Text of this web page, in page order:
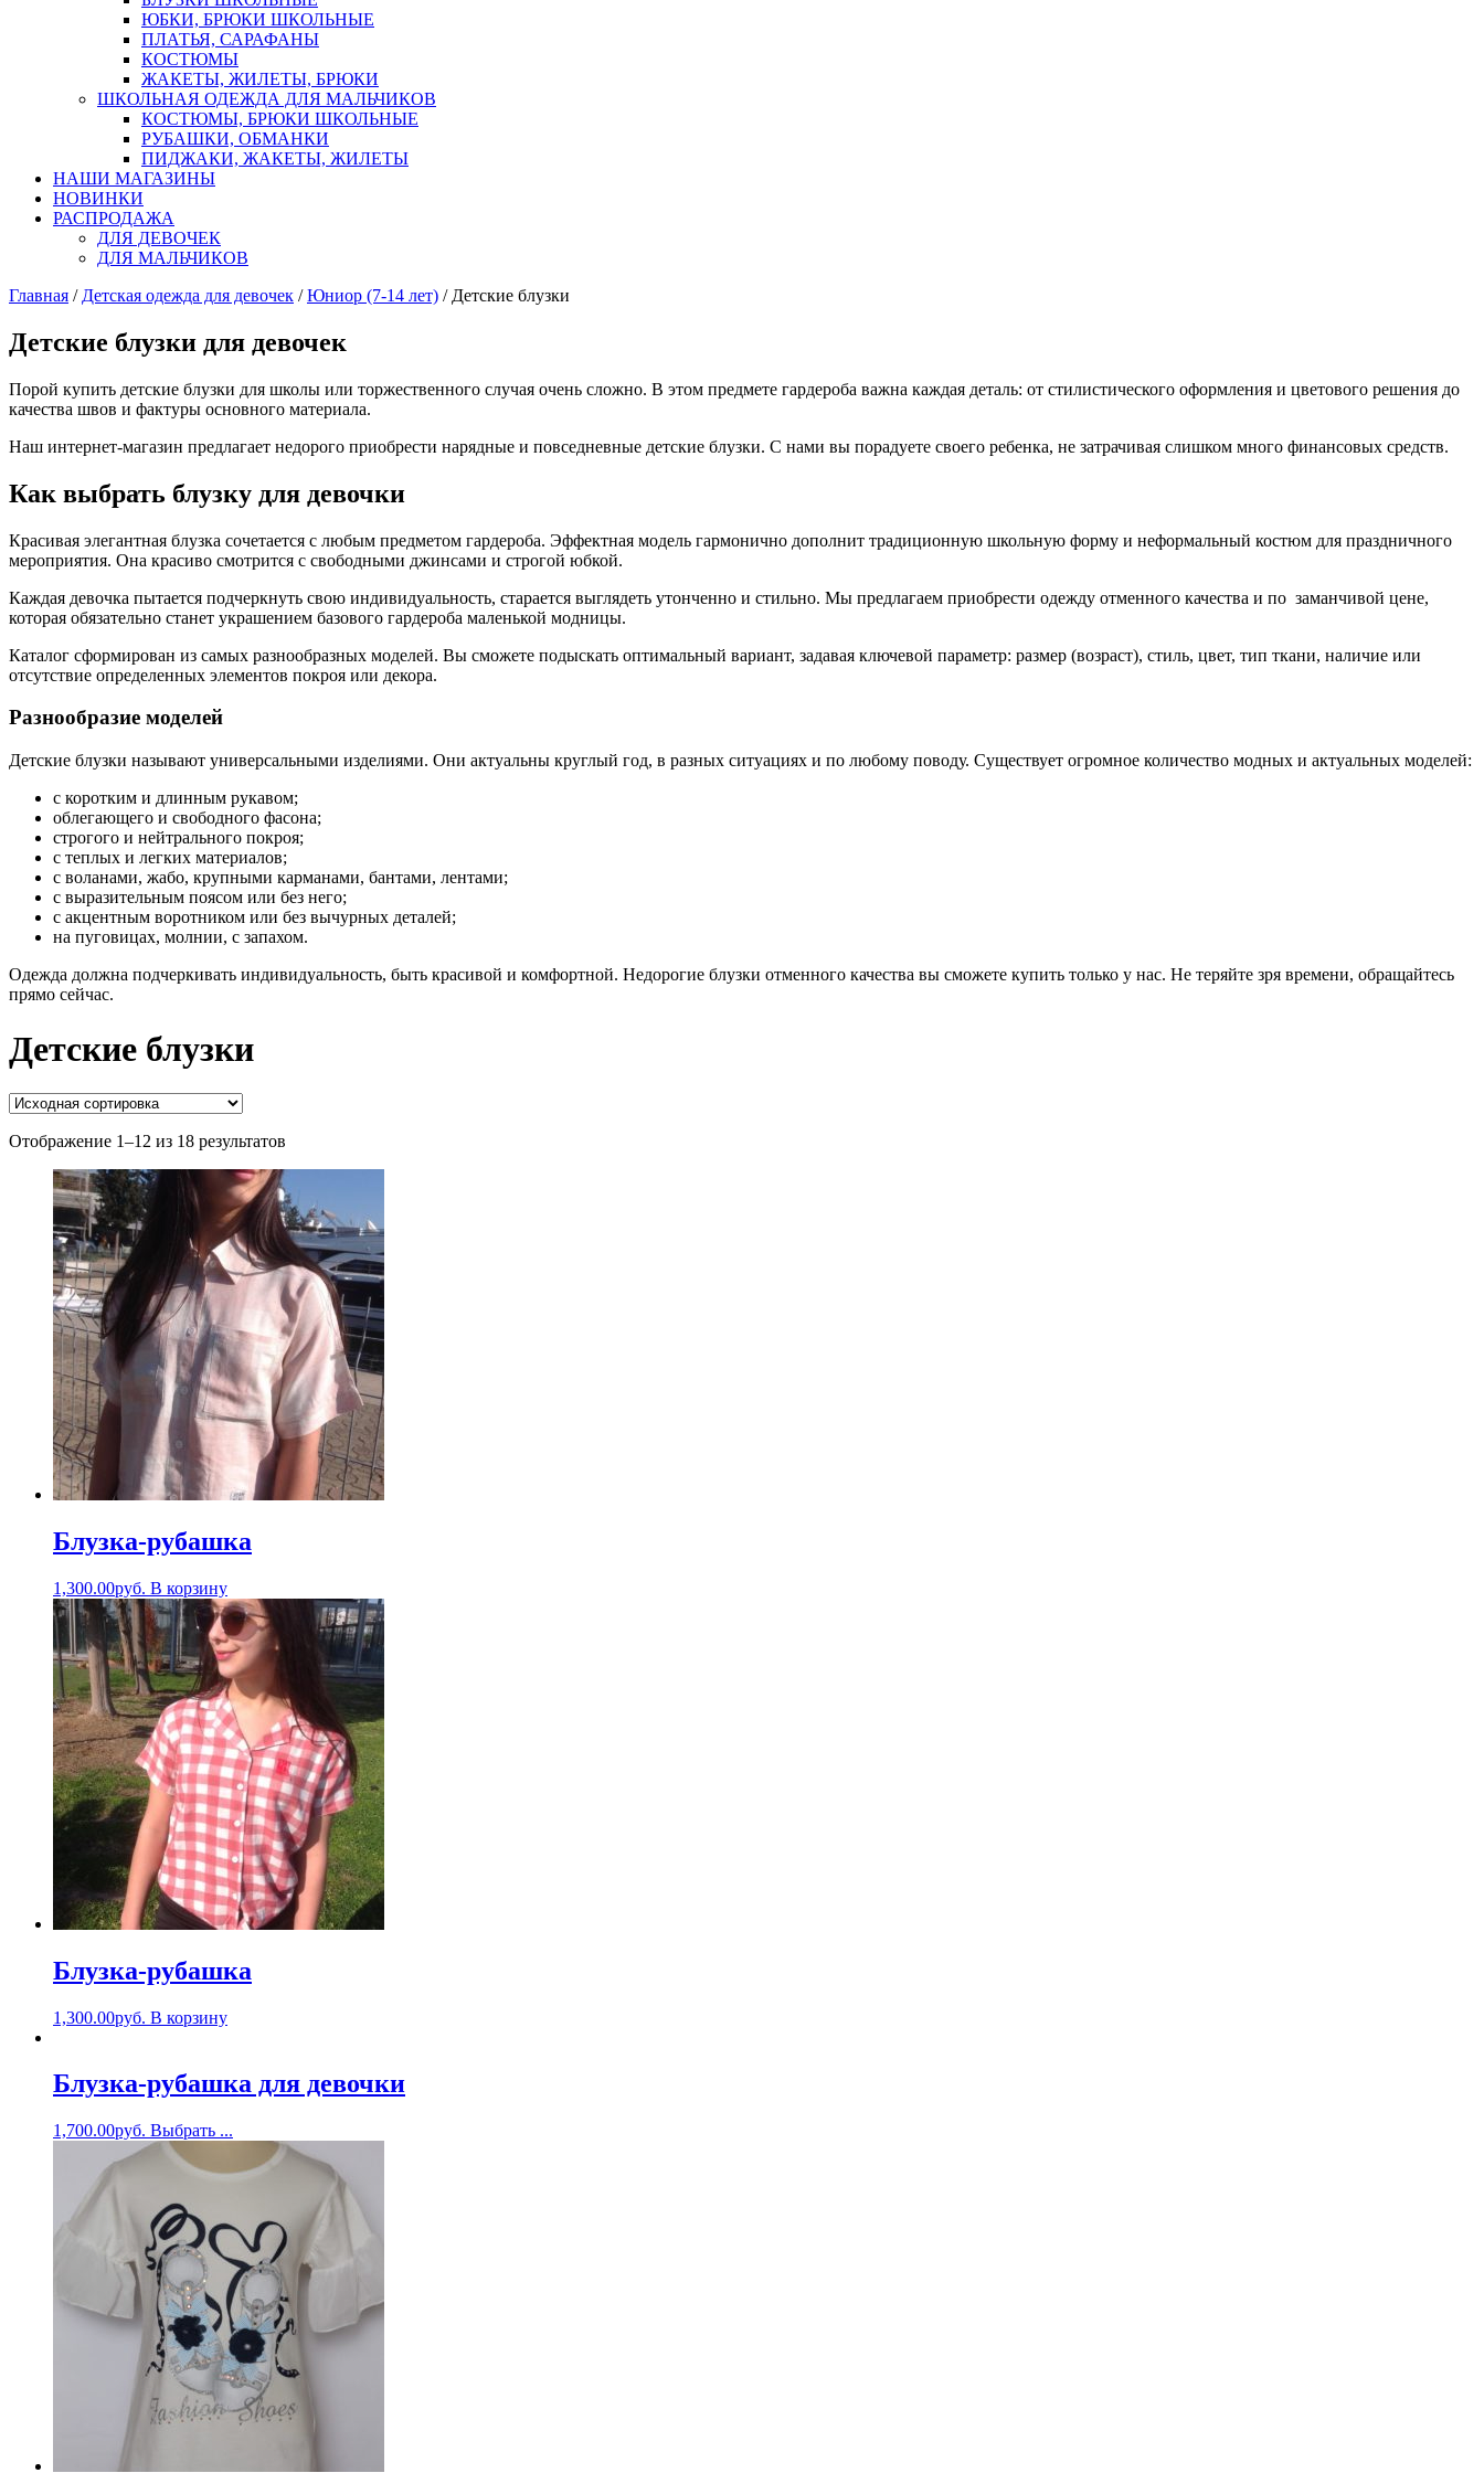
ЮБКИ, БРЮКИ ШКОЛЬНЫЕ
ПЛАТЬЯ, САРАФАНЫ
КОСТЮМЫ
ЖАКЕТЫ, ЖИЛЕТЫ, БРЮКИ
ШКОЛЬНАЯ ОДЕЖДА ДЛЯ МАЛЬЧИКОВ
КОСТЮМЫ, БРЮКИ ШКОЛЬНЫЕ
РУБАШКИ, ОБМАНКИ
ПИДЖАКИ, ЖАКЕТЫ, ЖИЛЕТЫ
НАШИ МАГАЗИНЫ
НОВИНКИ
РАСПРОДАЖА
ДЛЯ ДЕВОЧЕК
ДЛЯ МАЛЬЧИКОВ
Главная / Детская одежда для девочек /Юниор (7-14 лет) / Детские блузки
Детские блузки для девочек
Порой купить детские блузки для школы или торжественного случая очень сложно. В этом предмете гардероба важна каждая деталь: от стилистического оформления и цветового решения до
качества швов и фактуры основного материала.
Наш интернет-магазин предлагает недорого приобрести нарядные и повседневные детские блузки. С нами вы порадуете своего ребенка, не затрачивая слишком много финансовых средств.
Как выбрать блузку для девочки
Красивая элегантная блузка сочетается с любым предметом гардероба. Эффектная модель гармонично дополнит традиционную школьную форму и неформальный костюм для праздничного
мероприятия. Она красиво смотрится с свободными джинсами и строгой юбкой.
Каждая девочка пытается подчеркнуть свою индивидуальность, старается выглядеть утонченно и стильно. Мы предлагаем приобрести одежду отменного качества и по заманчивой цене,
которая обязательно станет украшением базового гардероба маленькой модницы.
Каталог сформирован из самых разнообразных моделей. Вы сможете подыскать оптимальный вариант, задавая ключевой параметр: размер (возраст), стиль, цвет, тип ткани, наличие или
отсутствие определенных элементов покроя или декора.
Разнообразие моделей
Детские блузки называют универсальными изделиями. Они актуальны круглый год, в разных ситуациях и по любому поводу. Существует огромное количество модных и актуальных моделей:
с коротким и длинным рукавом;
облегающего и свободного фасона;
строгого и нейтрального покроя;
с теплых и легких материалов;
с воланами, жабо, крупными карманами, бантами, лентами;
с выразительным поясом или без него;
с акцентным воротником или без вычурных деталей;
на пуговицах, молнии, с запахом.
Одежда должна подчеркивать индивидуальность, быть красивой и комфортной. Недорогие блузки отменного качества вы сможете купить только у нас. Не теряйте зря времени, обращайтесь
прямо сейчас.
Детские блузки
Отображение 1–12 из 18 результатов
Блузка-рубашка
1,300.00руб. В корзину
Блузка-рубашка
1,300.00руб. В корзину
Блузка-рубашка для девочки
1,700.00руб. Выбрать ...